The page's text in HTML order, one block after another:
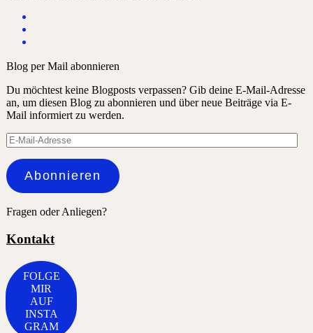
Blog per Mail abonnieren
Du möchtest keine Blogposts verpassen? Gib deine E-Mail-Adresse
an, um diesen Blog zu abonnieren und über neue Beiträge via E-
Mail informiert zu werden.
E-
Mail-
Adresse
Abonnieren
Fragen oder Anliegen?
Kontakt
FOLGE
MIR
AUF
INSTA
GRAM